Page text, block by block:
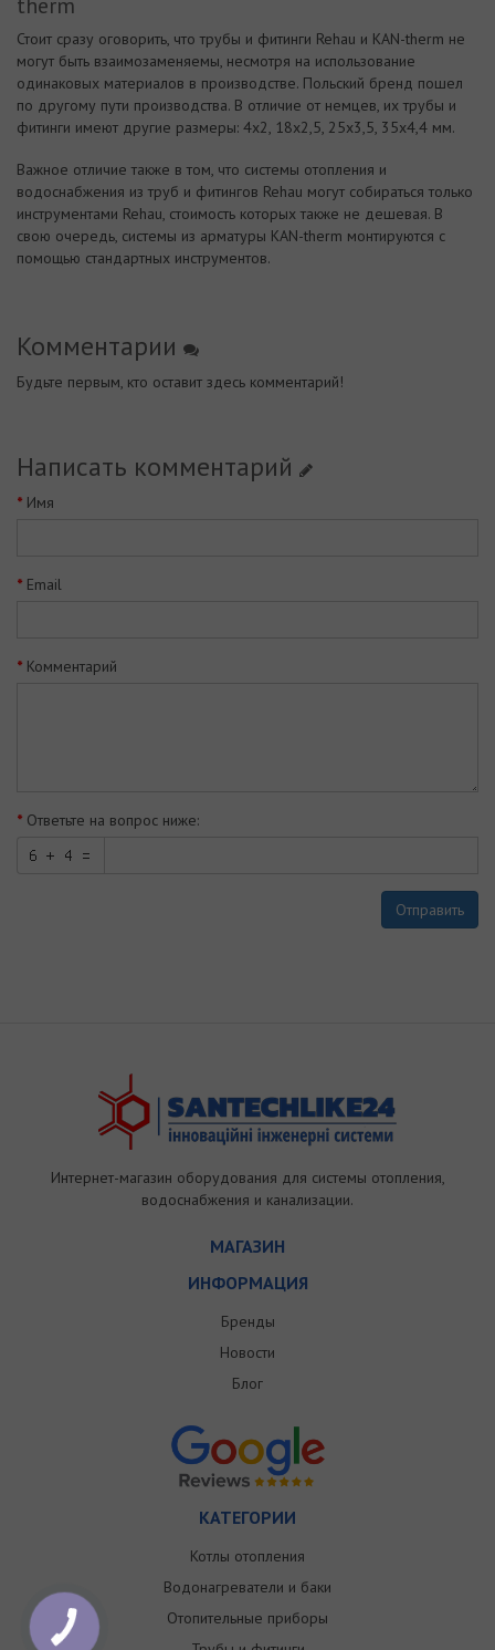
Стоит сразу оговорить, что трубы и фитинги Rehau и KAN-therm не
могут быть взаимозаменяемы, несмотря на использование
одинаковых материалов в производстве. Польский бренд пошел
по другому пути производства. В отличие от немцев, их трубы и
фитинги имеют другие размеры: 4х2, 18х2,5, 25х3,5, 35х4,4 мм.
Важное отличие также в том, что системы отопления и
водоснабжения из труб и фитингов Rehau могут собираться только
инструментами Rehau, стоимость которых также не дешевая. В
свою очередь, системы из арматуры KAN-therm монтируются с
помощью стандартных инструментов.
Комментарии
Будьте первым, кто оставит здесь комментарий!
Написать комментарий
Имя
Email
Комментарий
Ответьте на вопрос ниже:
Отправить
Интернет-магазин оборудования для системы отопления,
водоснабжения и канализации.
МАГАЗИН
ИНФОРМАЦИЯ
Бренды
Новости
Блог
КАТЕГОРИИ
Котлы отопления
Водонагреватели и баки
Отопительные приборы